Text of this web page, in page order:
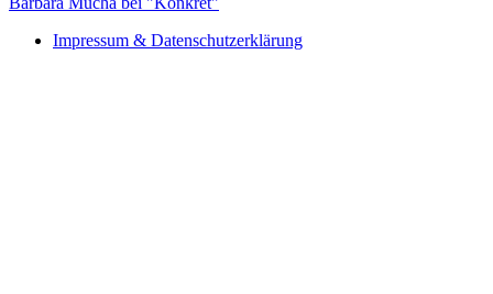
Impressum & Datenschutzerklärung